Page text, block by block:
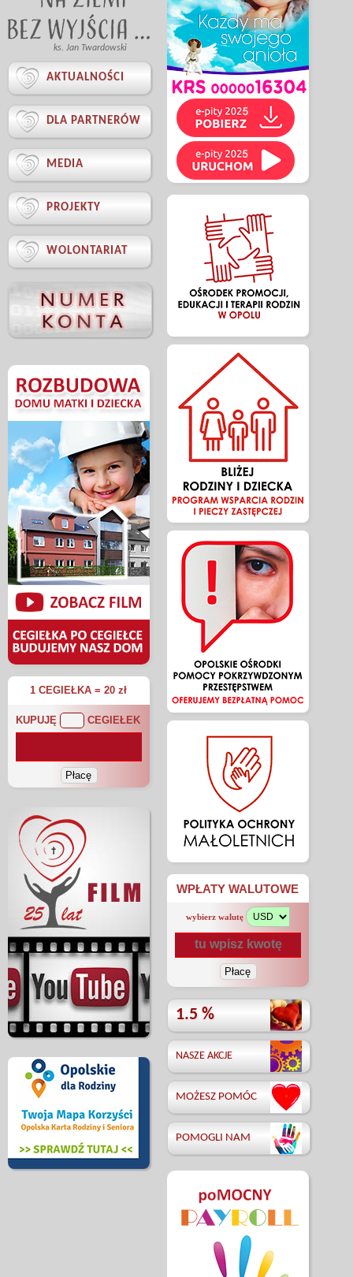
ks. Jan Twardowski
 AKTUALNOŚCI
 DLA PARTNERÓW
 MEDIA
 PROJEKTY
 WOLONTARIAT
1 CEGIEŁKA = 20 zł
KUPUJĘ CEGIEŁEK
WPŁATY WALUTOWE
wybierz walutę
1.5 %
NASZE AKCJE
MOŻESZ POMÓC
POMOGLI NAM